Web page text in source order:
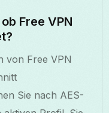
Free VPN
von Free VPN
Sie nach AES-